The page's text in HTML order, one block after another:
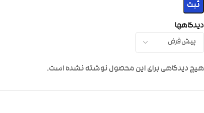
دیدگاهها
هیچ دیدگاهی برای این محصول نوشته نشده است.